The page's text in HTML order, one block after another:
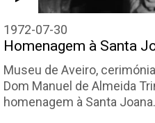
1972-07-30
Homenagem à Santa
Museu de Aveiro,
Dom Manuel de Almeida
homenagem à Santa